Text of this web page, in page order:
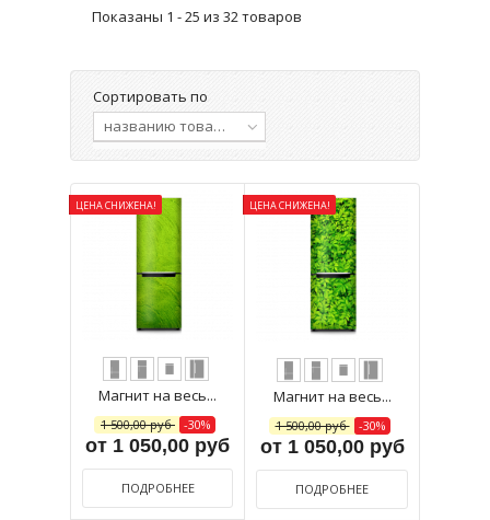
Показаны 1 - 25 из 32 товаров
Сортировать по
названию товара, от А до Я
ЦЕНА СНИЖЕНА!
Магнит на весь...
1 500,00 руб -30%
от 1 050,00 руб
ПОДРОБНЕЕ
ЦЕНА СНИЖЕНА!
Магнит на весь...
1 500,00 руб -30%
от 1 050,00 руб
ПОДРОБНЕЕ